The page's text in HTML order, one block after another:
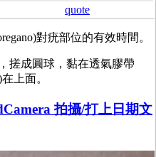
quote
對疣部位的有效時間。
搓成圓球，黏在透氣膠帶
上面。
拍攝/打上日期文